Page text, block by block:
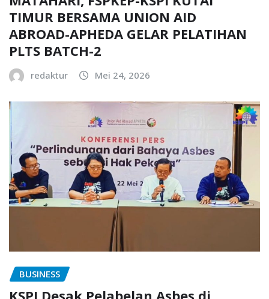
TIMUR BERSAMA UNION AID
ABROAD-APHEDA GELAR PELATIHAN
PLTS BATCH-2
redaktur Mei 24, 2026
BUSINESS